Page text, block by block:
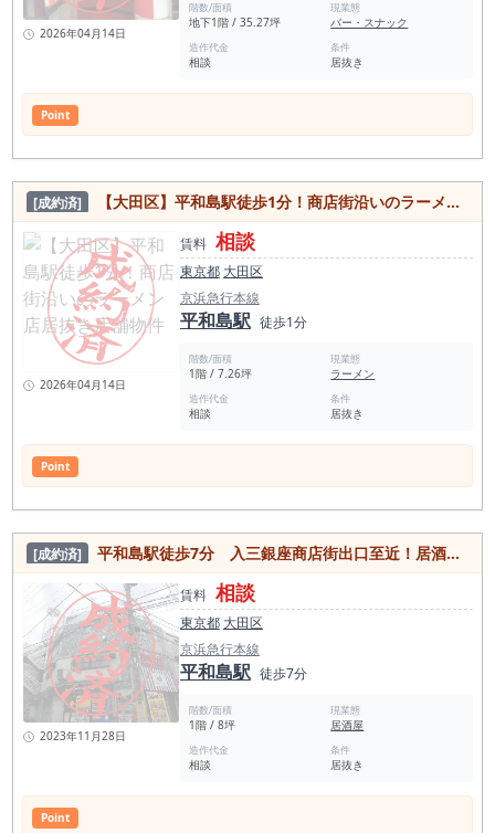
田 113,646 22 浜松町 112,867 23 恵比寿 112,602
ンドイッチ 4店 アジアエスニック 2店 ＜穴守稲荷駅近隣スポッ
ト情報＞ 穴守稲荷駅前のキツネ像 コンちゃん 穴守稲荷神社
LUXURY FLIGHT 羽田本店 玉の湯 Ana Blue Base Tour 鴎稲荷
神社 白魚稲荷神社 羽田神社 羽田イノベーションシティ 羽田神
2026年04月14日
階数/面積
地下1階 / 35.27坪
現業態
バー・スナック
造作代金
相談
条件
居抜き
Point
[成約済] 【大田区】平和島駅徒歩1分！商店街沿いのラーメン店居抜き店舗物件
2026年04月14日
賃料 相談
東京都 大田区
京浜急行本線
平和島駅 徒歩1分
階数/面積
1階 / 7.26坪
現業態
ラーメン
造作代金
相談
条件
居抜き
Point
[成約済] 平和島駅徒歩7分 入三銀座商店街出口至近！居酒屋居抜き店舗！
2023年11月28日
賃料 相談
東京都 大田区
京浜急行本線
平和島駅 徒歩7分
階数/面積
1階 / 8坪
現業態
居酒屋
造作代金
相談
条件
居抜き
Point